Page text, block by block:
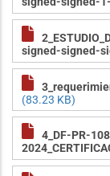
signed-signed-
(83.23 KB)
4_DF-PR-